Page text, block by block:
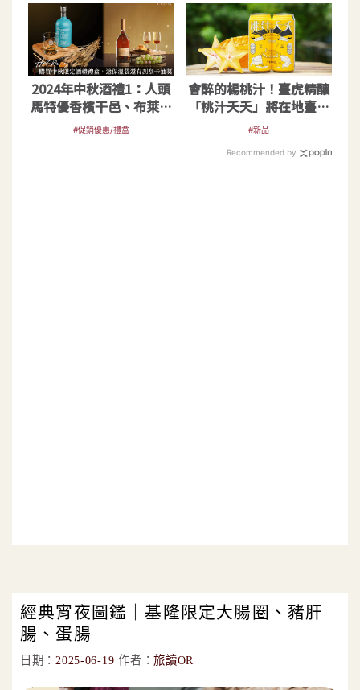
2024年中秋酒禮1：人頭
馬特優香檳干邑、布萊迪
威士忌雙瓶贈袋禮盒
#促銷優惠/禮盒
會醉的楊桃汁！臺虎精釀
「桃汁夭夭」將在地臺灣
味釀入啤酒裡
#新品
Recommended by
經典宵夜圖鑑｜基隆限定大腸圈、豬肝
腸、蛋腸
日期： 2025-06-19 作者：旅讀OR